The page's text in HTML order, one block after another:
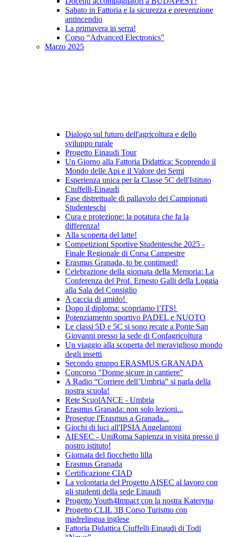
Sabato in Fattoria e la sicurezza e prevenzione
antincendio
La primavera in serra!
Corso “Advanced Electronics”
Marzo 2025
Dialogo sul futuro dell'agricoltura e dello
sviluppo rurale
Progetto Einaudi Tour
Un Giorno alla Fattoria Didattica: Scoprendo il
Mondo delle Api e il Valore dei Semi
Esperienza unica per la Classe 5C dell'Istituto
Ciuffelli-Einaudi
Fase distrettuale di pallavolo dei Campionati
Studenteschi
Cura e protezione: la potatura che fa la
differenza!
Alla scoperta del latte!
Competizioni Sportive Studentesche 2025 -
Finale Regionale di Corsa Campestre
Erasmus Granada, to be continued!
Celebrazione della giornata della Memoria: La
Conferenza del Prof. Ernesto Galli della Loggia
alla Sala del Consiglio
A caccia di amido!
Dopo il diploma: scopriamo l’ITS!
Potenziamento sportivo PADEL e NUOTO
Le classi 5D e 5C si sono recate a Ponte San
Giovanni presso la sede di Confagricoltura
Un viaggio alla scoperta del meraviglioso mondo
degli insetti
Secondo gruppo ERASMUS GRANADA
Concorso "Donne sicure in cantiere"
A Radio “Corriere dell’Umbria” si parla della
nostra scuola!
Rete ScuolANCE - Umbria
Erasmus Granada: non solo lezioni...
Prosegue l'Erasmus a Granada...
Giochi di luci all'IPSIA Angelantoni
AIESEC - UniRoma Sapienza in visita presso il
nostro istituto!
Giornata del fiocchetto lilla
Erasmus Granada
Certificazione CIAD
La volontaria del Progetto AISEC al lavoro con
gli studenti della sede Einaudi
Progetto Youth4Impact con la nostra Kateryna
Progetto CLIL 3B Corso Turismo con
madrelingua inglese
Fattoria Didattica Ciuffelli Einaudi di Todi